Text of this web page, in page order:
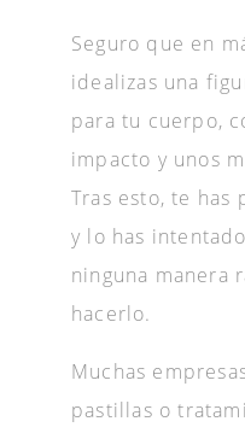
Seguro que en
idealizas una
para tu cuerpo,
impacto y unos
Tras esto, te has
y lo has
ninguna manera
hacerlo.
Muchas
pastillas o